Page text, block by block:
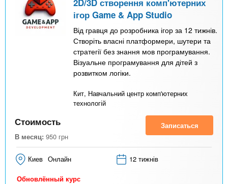
2D/3D створення комп'ютерних
ігор Game & App Studio
Від гравця до розробника ігор за 12 тижнів.
Створіть власні платформери, шутери та
стратегії без знання мов програмування.
Візуальне програмування для дітей з
розвитком логіки.
Кит, Навчальний центр комп'ютерних
технологій
Стоимость
В месяц: 950 грн
Записаться
Киев Онлайн 12 тижнів
Обновлённый курс